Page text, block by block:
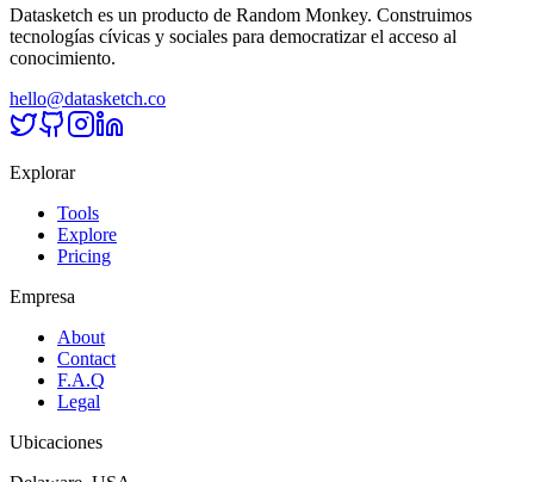
Datasketch es un producto de Random Monkey. Construimos
tecnologías cívicas y sociales para democratizar el acceso al
conocimiento.
hello@datasketch.co
Explorar
Tools
Explore
Pricing
Empresa
About
Contact
F.A.Q
Legal
Ubicaciones